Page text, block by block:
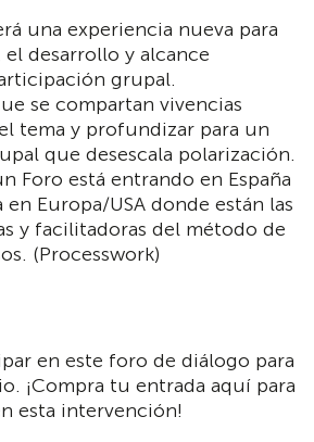
una experiencia nueva para
el desarrollo y alcance
grupal.
se compartan vivencias
tema y profundizar para un
que desescala polarización.
Foro está entrando en España
Europa/USA donde están las
y facilitadoras del método de
(Processwork)
en este foro de diálogo para
¡Compra tu entrada aquí para
esta intervención!